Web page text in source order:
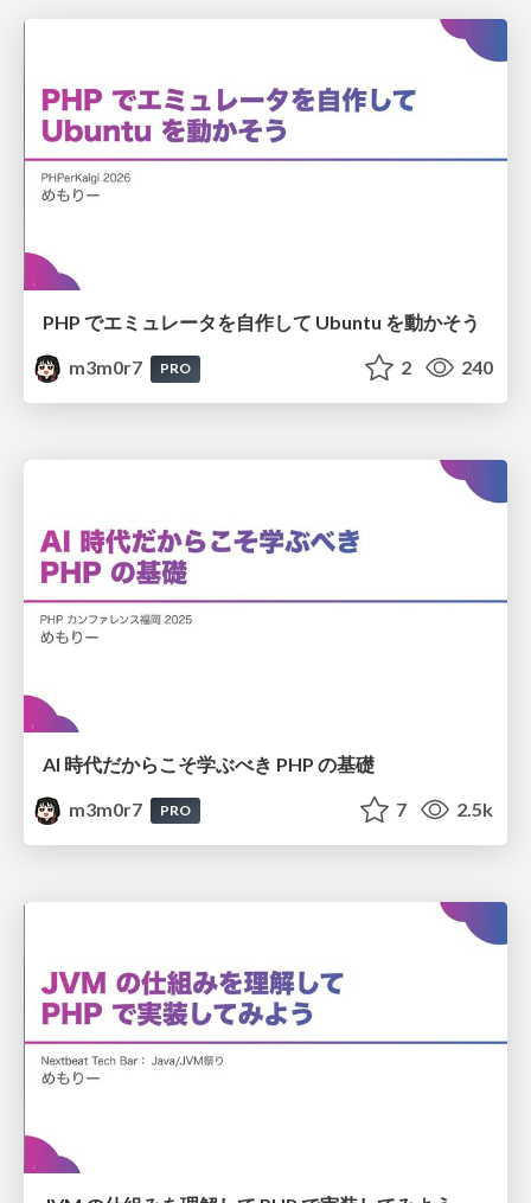
PHP でエミュレータを自作して Ubuntu を動かそう
m3m0r7
PRO 2 240
AI 時代だからこそ学ぶべき PHP の基礎
m3m0r7
PRO 7 2.5k